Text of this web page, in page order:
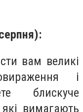
вам великі
і
блискуче
вимагають